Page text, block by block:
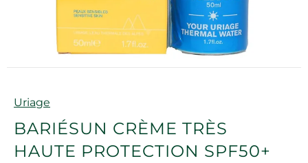
Marque
Uriage
BARIÉSUN CRÈME TRÈS
HAUTE PROTECTION SPF50+